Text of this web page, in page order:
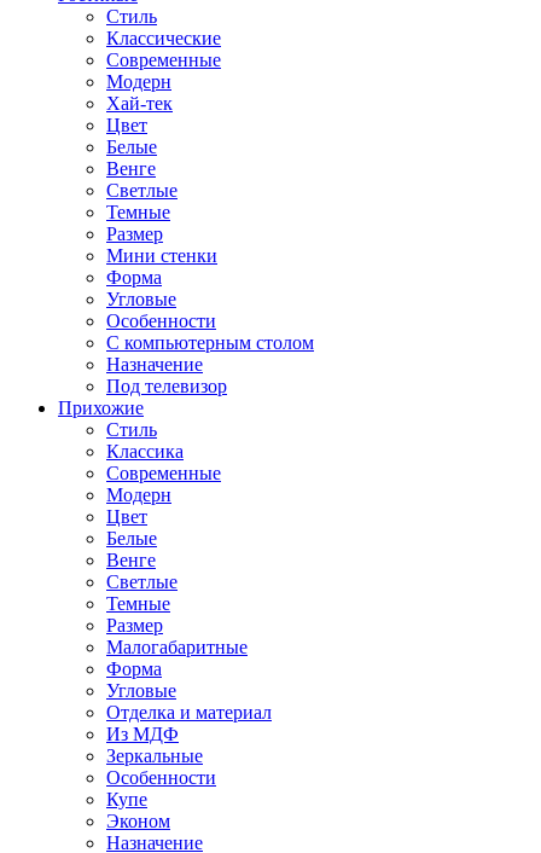
Стиль
Классические
Современные
Модерн
Хай-тек
Цвет
Белые
Венге
Светлые
Темные
Размер
Мини стенки
Форма
Угловые
Особенности
С компьютерным столом
Назначение
Под телевизор
Прихожие
Стиль
Классика
Современные
Модерн
Цвет
Белые
Венге
Светлые
Темные
Размер
Малогабаритные
Форма
Угловые
Отделка и материал
Из МДФ
Зеркальные
Особенности
Купе
Эконом
Назначение